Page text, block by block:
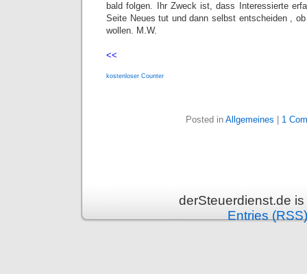
bald folgen. Ihr Zweck ist, dass Interessierte
Seite Neues tut und dann selbst entscheiden ,
wollen. M.W.
<<
kostenloser Counter
Posted in Allgemeines 1
derSteuerdienst.de
Entries (RSS)